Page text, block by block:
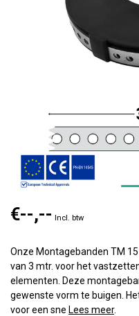
€--,-- Incl. btw
Onze Montagebanden TM
van 3 mtr. voor het
elementen. Deze
gewenste vorm te buigen.
voor een sne Lees meer.